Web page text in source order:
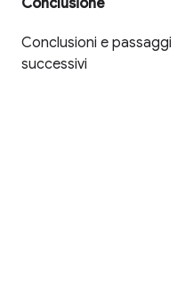
Conclusione
Conclusioni e passaggi
successivi